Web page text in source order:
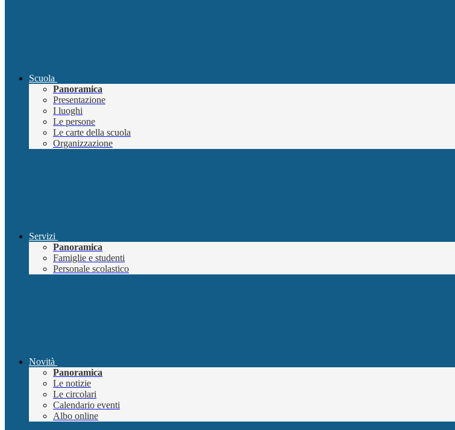
Scuola
Panoramica
Presentazione
I luoghi
Le persone
Le carte della scuola
Organizzazione
Servizi
Panoramica
Famiglie e studenti
Personale scolastico
Novità
Panoramica
Le notizie
Le circolari
Calendario eventi
Albo online